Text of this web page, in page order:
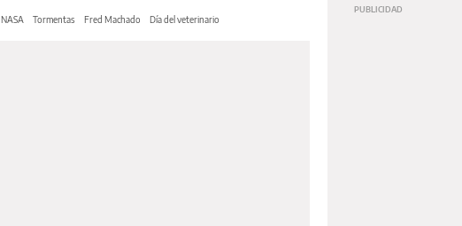
NASA Tormentas Fred Machado Día del veterinario